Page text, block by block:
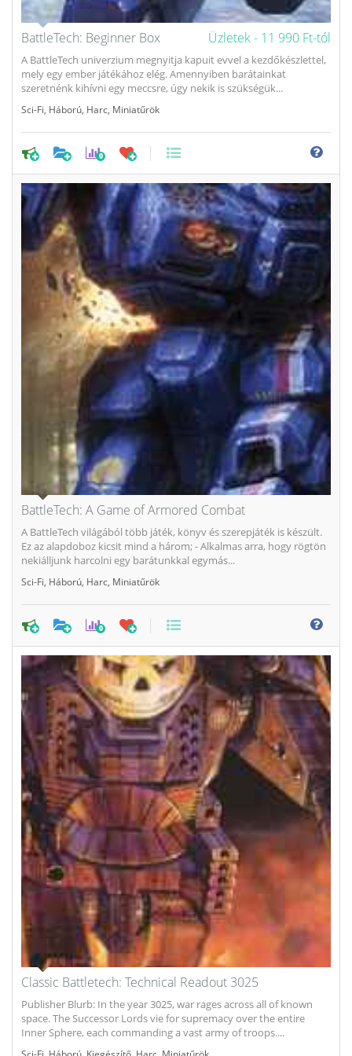
Üzletek - 11 990 Ft-tól
BattleTech: Beginner Box
A BattleTech univerzium megnyitja kapuit evvel a kezdőkészlettel,
mely egy ember játékához elég. Amennyiben barátainkat
szeretnénk kihívni egy meccsre, úgy nekik is szükségük...
Sci-Fi Háború Harc Miniatűrök
0
BattleTech: A Game of Armored Combat
A BattleTech világából több játék, könyv és szerepjáték is készült.
Ez az alapdoboz kicsit mind a három; - Alkalmas arra, hogy rögtön
nekiálljunk harcolni egy barátunkkal egymás...
Sci-Fi Háború Harc Miniatűrök
0
Classic Battletech: Technical Readout 3025
Publisher Blurb: In the year 3025, war rages across all of known
space. The Successor Lords vie for supremacy over the entire
Inner Sphere, each commanding a vast army of troops....